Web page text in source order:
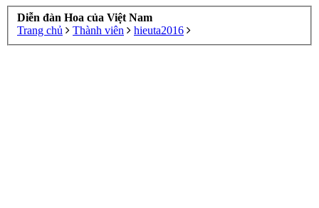
Diễn đàn Hoa của Việt Nam
Trang chủ
Thành viên hieuta2016